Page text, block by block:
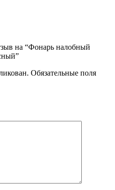
на “Фонарь налобный
Обязательные поля